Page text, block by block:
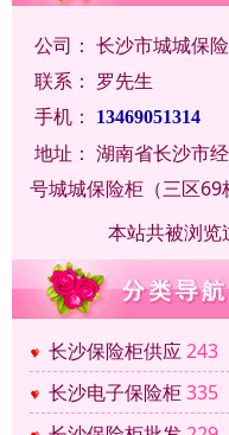
公司： 长沙市城城保
联系： 罗先生
手机：
13469051314
地址： 湖南省长沙市
号城城保险柜（三区69
本站共被浏览
长沙保险柜供应243
长沙电子保险柜335